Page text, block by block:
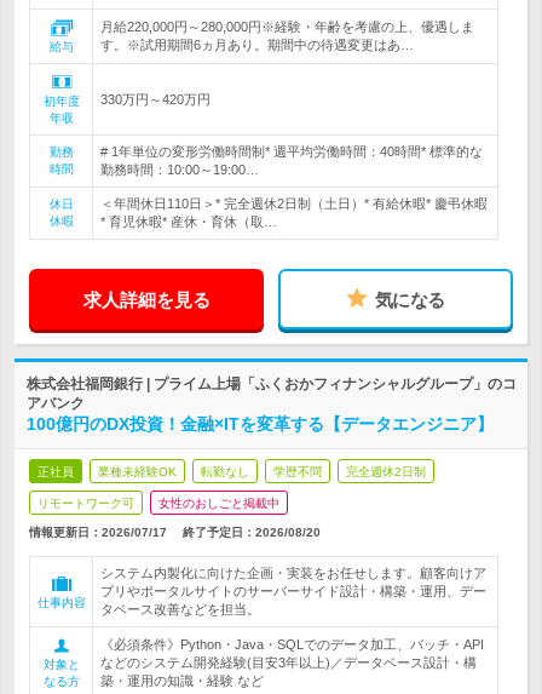
給与
月給220,000円～280,000円※経験・年齢を考慮の上、優遇しま
す。※試用期間6ヵ月あり。期間中の待遇変更はあ…
初年度
年収
330万円～420万円
勤務
時間
# 1年単位の変形労働時間制* 週平均労働時間：40時間* 標準的な
勤務時間：10:00～19:00…
休日
休暇
＜年間休日110日＞* 完全週休2日制（土日）* 有給休暇* 慶弔休暇
* 育児休暇* 産休・育休（取…
求人詳細を見る 気になる
株式会社福岡銀行 | プライム上場「ふくおかフィナンシャルグループ」のコ
アバンク
100億円のDX投資！金融×ITを変革する【データエンジニア】
正社員 業種未経験OK 転勤なし 学歴不問 完全週休2日制
リモートワーク可 女性のおしごと掲載中
情報更新日：2026/07/17 終了予定日： 2026/08/20
仕事内容
システム内製化に向けた企画・実装をお任せします。顧客向けア
プリやポータルサイトのサーバーサイド設計・構築・運用、デー
タベース改善などを担当。
対象と
なる方
《必須条件》Python・Java・SQLでのデータ加工、バッチ・API
などのシステム開発経験(目安3年以上)／データベース設計・構
築・運用の知識・経験 など